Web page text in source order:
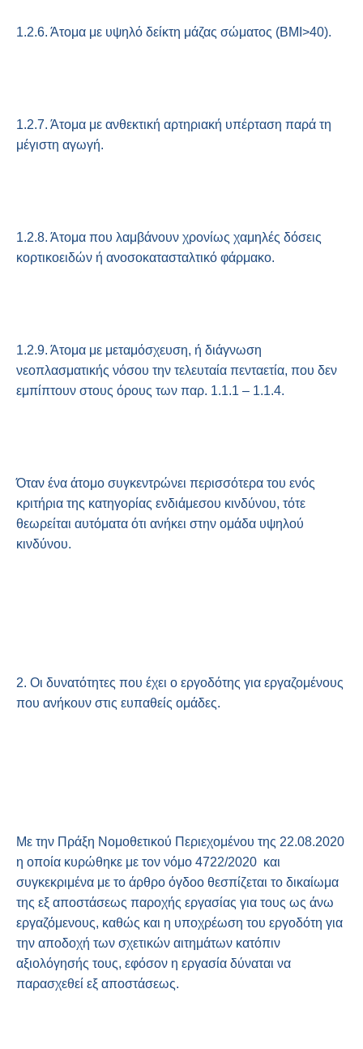
1.2.6. Άτομα με υψηλό δείκτη μάζας σώματος (ΒΜΙ>40).
1.2.7. Άτομα με ανθεκτική αρτηριακή υπέρταση παρά τη
μέγιστη αγωγή.
1.2.8. Άτομα που λαμβάνουν χρονίως χαμηλές δόσεις
κορτικοειδών ή ανοσοκατασταλτικό φάρμακο.
1.2.9. Άτομα με μεταμόσχευση, ή διάγνωση
νεοπλασματικής νόσου την τελευταία πενταετία, που δεν
εμπίπτουν στους όρους των παρ. 1.1.1 – 1.1.4.
Όταν ένα άτομο συγκεντρώνει περισσότερα του ενός
κριτήρια της κατηγορίας ενδιάμεσου κινδύνου, τότε
θεωρείται αυτόματα ότι ανήκει στην ομάδα υψηλού
κινδύνου.
2. Οι δυνατότητες που έχει ο εργοδότης για εργαζομένους
που ανήκουν στις ευπαθείς ομάδες.
Με την Πράξη Νομοθετικού Περιεχομένου της 22.08.2020
η οποία κυρώθηκε με τον νόμο 4722/2020 και
συγκεκριμένα με το άρθρο όγδοο θεσπίζεται το δικαίωμα
της εξ αποστάσεως παροχής εργασίας για τους ως άνω
εργαζόμενους, καθώς και η υποχρέωση του εργοδότη για
την αποδοχή των σχετικών αιτημάτων κατόπιν
αξιολόγησής τους, εφόσον η εργασία δύναται να
παρασχεθεί εξ αποστάσεως.